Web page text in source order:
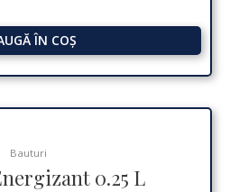
ÎN COȘ
Bauturi
0.25 L